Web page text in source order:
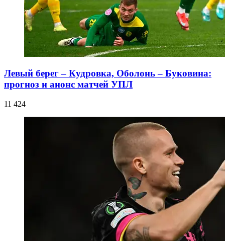
Левый берег – Кудровка, Оболонь – Буковина:
прогноз и анонс матчей УПЛ
11 424